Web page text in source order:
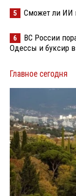
5 Сможет ли ИИ
6
ВС России
Одессы и буксир
Главное сегодня